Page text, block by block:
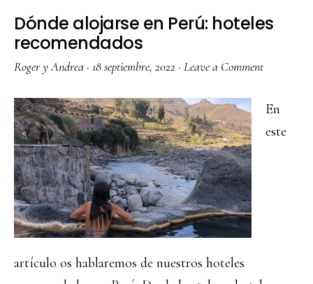
Dónde alojarse en Perú: hoteles
recomendados
Roger y Andrea · 18 septiembre, 2022 · Leave a Comment
En
este
artículo os hablaremos de nuestros hoteles